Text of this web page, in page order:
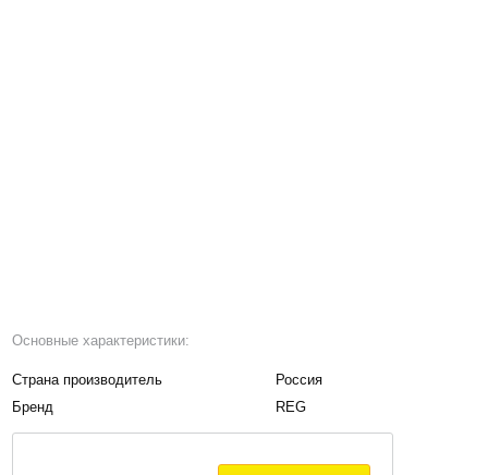
Основные характеристики:
Страна производитель
Россия
Бренд
REG